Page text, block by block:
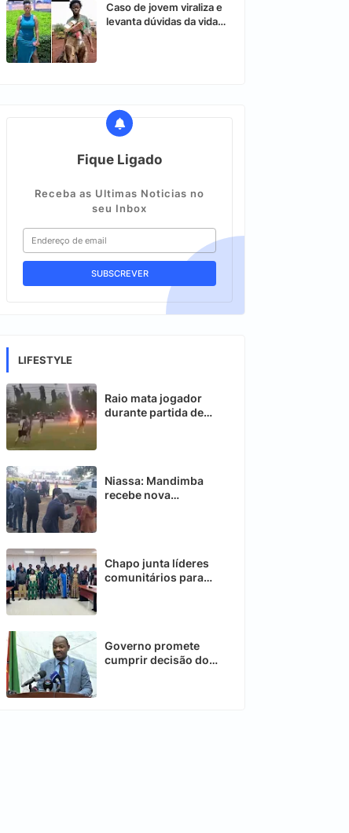
Caso de jovem viraliza e
levanta dúvidas da vida
Fique Ligado
Receba as Ultimas Noticias no
seu Inbox
LIFESTYLE
Raio mata jogador
durante partida de
Niassa: Mandimba
recebe nova
Chapo junta líderes
comunitários para
Governo promete
cumprir decisão do